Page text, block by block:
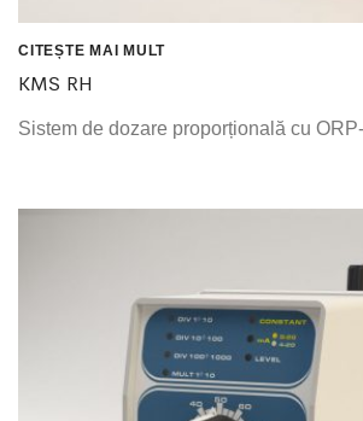
CITEȘTE MAI MULT
KMS RH
Sistem de dozare proporțională cu